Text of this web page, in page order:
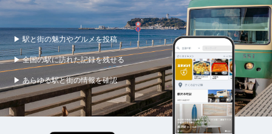
▶ 駅と街の魅力やグルメを投稿
▶ 全国の駅に訪れた記録を残せる
▶ あらゆる駅と街の情報を確認